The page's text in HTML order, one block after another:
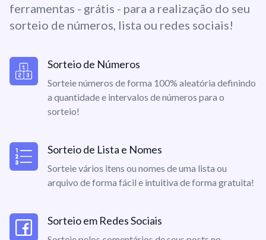
ferramentas - grátis - para a realização do seu
sorteio de números, lista ou redes sociais!
Sorteio de Números
Sorteie números de forma 100% aleatória definindo
a quantidade e intervalos de números para o
sorteio!
Sorteio de Lista e Nomes
Sorteie vários itens ou nomes de uma lista ou
arquivo de forma fácil e intuitiva de forma gratuita!
Sorteio em Redes Sociais